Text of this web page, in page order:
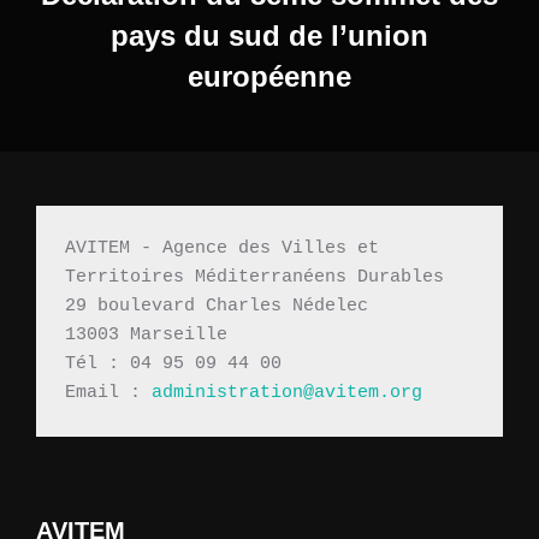
pays du sud de l’union
européenne
AVITEM - Agence des Villes et
Territoires Méditerranéens Durables
29 boulevard Charles Nédelec
13003 Marseille
Tél : 04 95 09 44 00
Email : administration@avitem.org
AVITEM